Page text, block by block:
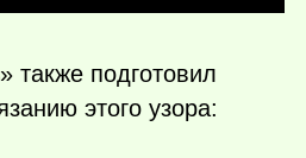
также подготовил
этого узора: